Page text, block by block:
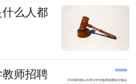
么人都
师招聘